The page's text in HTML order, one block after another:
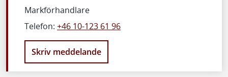
Markförhandlare
Telefon: +46 10-123 61 96
Skriv meddelande